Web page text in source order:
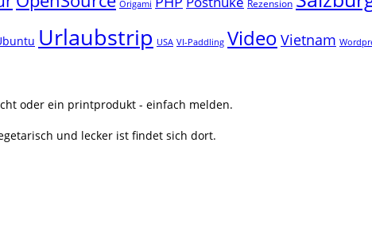
Origami Rezension
Urlaubstrip USA VI-Paddling Video Vietnam
oder ein printprodukt - einfach melden.
und lecker ist findet sich dort.